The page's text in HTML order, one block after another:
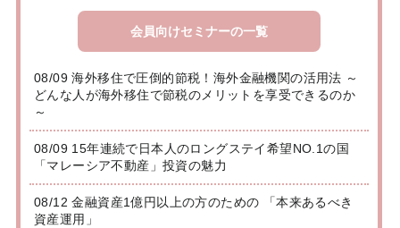
会員向けセミナーの一覧
08/09 海外移住で圧倒的節税！海外金融機関の活用法 ～
どんな人が海外移住で節税のメリットを享受できるのか
～
08/09 15年連続で日本人のロングステイ希望NO.1の国
「マレーシア不動産」投資の魅力
08/12 金融資産1億円以上の方のための 「本来あるべき
資産運用」